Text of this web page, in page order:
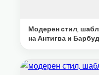
Модерен стил,
на Антигва и